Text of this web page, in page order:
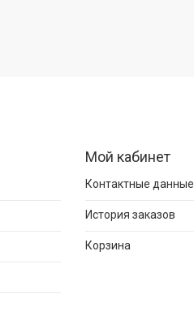
Мой кабинет
Контактные данные
История заказов
Корзина